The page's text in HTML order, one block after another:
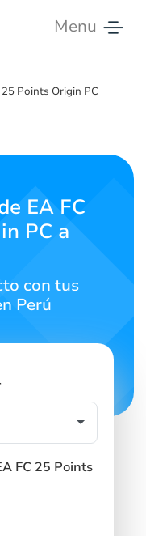
Menu
25 Points Origin PC
EA FC
PC a
con tus
Perú
FC 25 Points